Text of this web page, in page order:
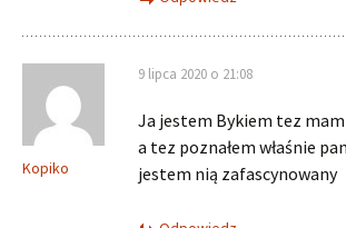
Kopiko
9 lipca 2020 o 21:08
Ja jestem Bykiem tez
a tez poznałem właśnie
jestem nią zafascynowany